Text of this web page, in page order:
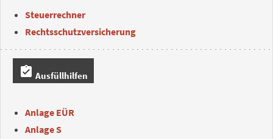
Steuerrechner
Rechtsschutzversicherung
assignment_turned_in Ausfüllhilfen
Anlage EÜR
Anlage S